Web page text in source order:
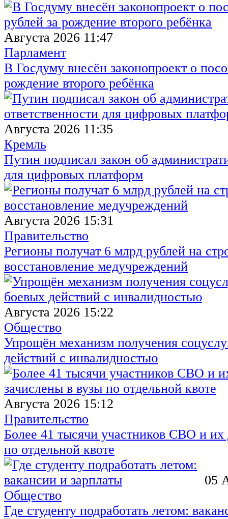
Августа 2026 11:47
Парламент
В Госдуму внесён законопроект о
рождение второго ребёнка
Августа 2026 11:35
Кремль
Путин подписал закон об
для цифровых платформ
Августа 2026 15:31
Правительство
Регионы получат 6 млрд рублей на
восстановление медучреждений
Августа 2026 15:22
Общество
Упрощён механизм получения
действий с инвалидностью
Августа 2026 15:12
Правительство
Более 41 тысячи участников СВО и их
по отдельной квоте
05
Общество
Где студенту подработать летом: